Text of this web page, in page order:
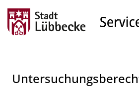
Zum Hauptinhalt springen